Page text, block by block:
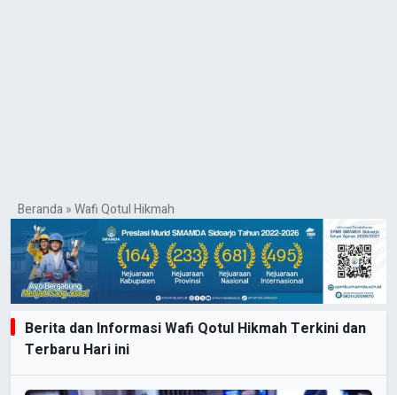
Beranda»Wafi Qotul Hikmah
Berita dan Informasi Wafi Qotul Hikmah Terkini dan
Terbaru Hari ini